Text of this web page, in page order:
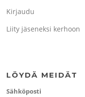
Kirjaudu
Liity jäseneksi kerhoon
LÖYDÄ MEIDÄT
Sähköposti